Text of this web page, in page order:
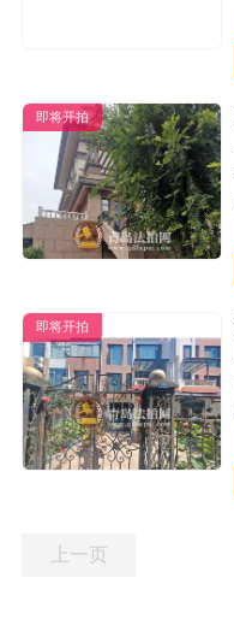
即将开拍
即将开拍
上一页